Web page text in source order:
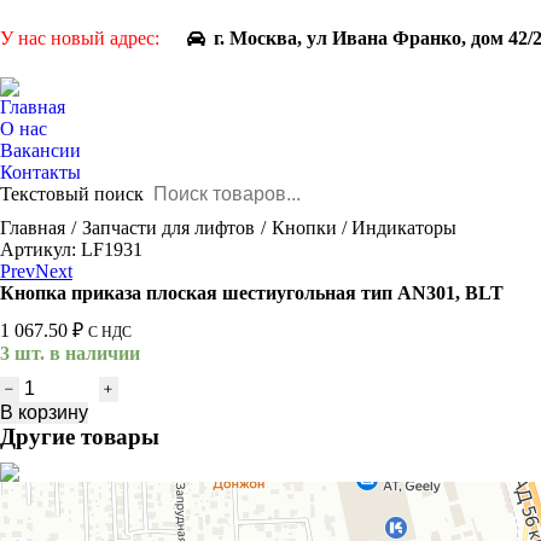
У нас новый адрес: г. Москва, ул Ивана Франко, дом 42/2
Главная
О нас
Вакансии
Контакты
Текстовый поиск
You are here:
Главная Запчасти для лифтов
Кнопки / Индикаторы
Артикул: LF1931
PrevNext
Кнопка приказа плоская шестиугольная тип AN301, BLT
1 067.50 ₽ С НДС
3 шт. в наличии
Количество
товара
Кнопка
приказа
плоская
шестиугольная
В корзину
Другие товары